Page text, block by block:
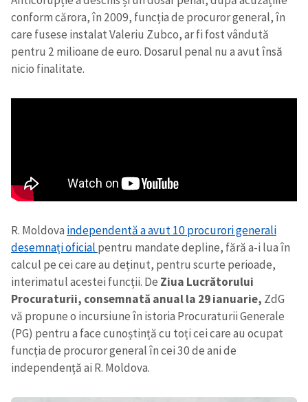
conform cărora, în 2009, funcția de procuror general, în
care fusese instalat Valeriu Zubco, ar fi fost vândută
pentru 2 milioane de euro. Dosarul penal nu a avut însă
nicio finalitate.
R. Moldova independentă a avut 10 procurori generali
desemnați oficial pentru mandate depline, fără a-i lua în
calcul pe cei care au deținut, pentru scurte perioade,
interimatul acestei funcții. De Ziua Lucrătorului
Procuraturii, consemnată anual la 29 ianuarie, ZdG
vă propune o incursiune în istoria Procuraturii Generale
(PG) pentru a face cunoștință cu toți cei care au ocupat
funcția de procuror general în cei 30 de ani de
independență ai R. Moldova.